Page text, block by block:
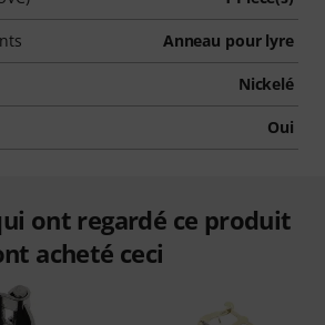
Anneau pour lyre
Nickelé
Oui
ont regardé ce produit
acheté ceci